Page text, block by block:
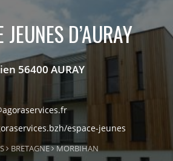
JEUNES D’AURAY
56400 AURAY
espace-jeunes
BRETAGNE MORBIHAN